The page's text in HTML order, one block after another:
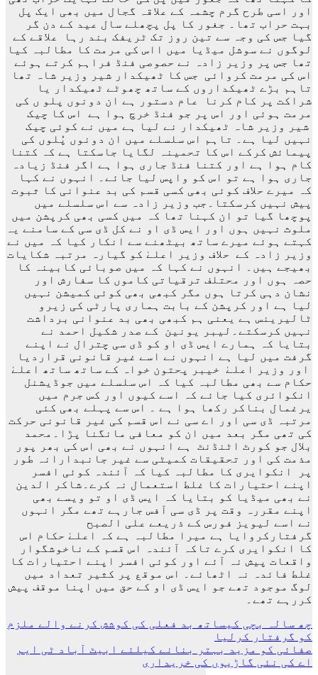
اور اسی طرح گرم چشمہ کے علاقہ گجال میں بھی ایک پل
بہت حراب تھا۔ جغور کا پل پچھلے سال عید کے دن گر
گیا جس کی وجہ سے تین روز تک ٹریفک بند رہا علاقے کے
لوگوں نے سوشل میڈیا میں ااس کی مرمت کا مطالبہ کیا
تھا جس پر وزیر زادہ نے حصوصی فنڈ فراہم کرتے ہوئے
اس کی مرمت کروائی جس کا ٹھیکدار شیر وزیر شاہ تھا
تاہم بڑے ٹھیکداروں کے ساتھ چھوٹے ٹھیکدار یا
شراکت پر کام کرنا عام دستور ہے ان دونوں پلو ں کی
مرمت ہوئی اور اس پر جو فنڈ خرچ ہوا ہے اس کا چیک
شیر وزیر شاہ ٹھیکدار نے لیا ہے میں نے کوئی چیک
نہیں لیا ہے۔ تاہم اس سلسلے میں ان دونوں پُلوں کی
پیمائش کرکے اس کا تحمینہ لگایا جاسکتا ہے کہ کتنا
کام ہوا ہے اور کتنا فنڈ جاری ہوا ہے اگر فنڈ زیادہ
جاری ہوا ہے تو اس کو واپس لیا جائے۔ انہوں نے کہا
کہ میرے حلاف کوئی بھی کسی قسم کی بد عنوانی کا ثبوت
پیش نہیں کرسکتا۔جب وزیر زادہ سے اس سلسلے میں
پوچھا گیا تو ان کہنا تھا کہ میں کسی بھی کرپشن میں
ملوث نہیں ہوں اور ایس ڈی او نے کل ڈی سی کے سامنے یہ
کہتے ہوئے میرے ساتھ بیٹھنے سے انکار کیا کہ میں نے
وزیر زادہ کے حلاف وزیر اعلےٰ کو گیارہ مرتبہ شکایات
بھیجے ہیں۔ انہوں نے کہا کہ میں صوبائی کابینہ کا
حصہ ہوں اور محتلف ترقیاتی کاموں کا سفارش اور
نشان دہی کرتا ہوں مگر کبھی بھی کوئی کمیشن نہیں
لیا ہے اور کرپشن کے بابت ہماری پارٹی کی زیرو
ٹالیرینس ہے یعنی ہم کبھی بھی بد عنوانی برداشت
نہیں کرسکتے۔لیبر یونین کے صدر شکیل احمد نے
بتایا کہ ہمارے ایس ڈی او کو ڈی سی چترال نے اپنے
گرفت میں لیا ہے انہوں نے اسے غیر قانونی قراردیا
اور وزیر اعلےٰ خیبر پحتون خواہ کے ساتھ ساتھ اعلےٰ
حکام سے بھی مطالبہ کیا کہ اس سلسلے میں جوڈیشنل
انکوائری کیا جائے کہ اسے کیوں اور کس جرم میں
یرغمال بناکر رکھا ہوا ہے ۔ اس سے پہلے بھی کئی
مرتبہ ڈی سی اور اے سی نے اس قسم کی غیر قانونی حرکت
کی تھی مگر بعد میں ان کو معافی مانگنا پڑا۔محمد
بلال جو کورٹ اٹنڈنٹ ہے انہوں نے بھی اس کی بھر پور
مذمت کی اور تحقیقات کمیٹی سے غیر جانبدارانہ طور
پر انکوایری کا مطالبہ کیا کہ آئندہ کوئی افسر
اپنے احتیارات کا غلط استعمال نہ کرے۔شاکر الدین
نے بھی میڈیا کو بتایا کہ ایس ڈی او تو ویسے بھی
اپنے مقررہ وقت پر ڈی سی آفس جارہے تھے مگر انہوں
نے اسے لیویز فورس کے ذریعے علی الصبح
گرفتارکروایا ہے میرا مطالبہ ہے کہ اعلےٰ حکام اس
کا انکوایری کرے تاکہ آئندہ اس قسم کے ناخوشگوار
واقعات پیش نہ آئے اور کوئی افسر اپنے احتیارات کا
غلط فائدہ نہ اٹھائے۔ اس موقع پر کثیر تعداد میں
لوگ موجود تھے جو ایس ڈی او کے حق میں اپنا موقف پیش
کررہے تھے۔
پوسٹوں
کی
نیویگیشن
چھ سالہ بچی کیساتھ بد فعلی کی کوشش کرنے والے ملزم
کو گرفتار کرلیا
صفائی کو مزید بہتر بنانے کیلئے ابیٹ آباد ٹی ایم
اے کی نئی گاڑیوں کی خریداری